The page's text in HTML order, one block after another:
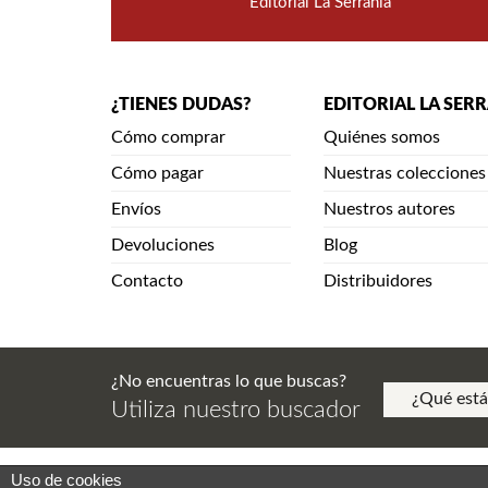
¿TIENES DUDAS?
Cómo comprar
Cómo pagar
Envíos
Devoluciones
Contacto
EDITORIAL LA
Quiénes somos
Nuestras colecciones
Nuestros autores
Blog
Distribuidores
¿No encuentras lo que buscas?
Utiliza nuestro buscador
Aviso Legal. Política de Privacidad. Aviso de
Uso de cookies